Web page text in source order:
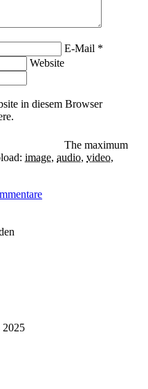
E-Mail *
Website
in diesem Browser
The maximum
image, audio, video,